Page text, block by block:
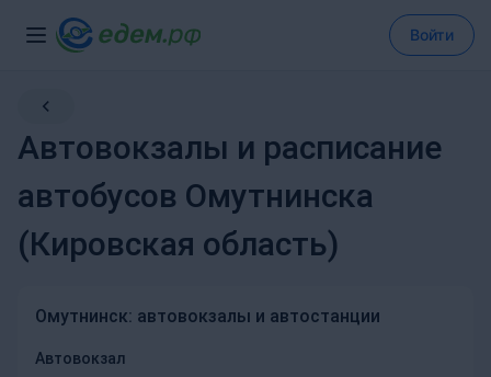
Войти
Автовокзалы и расписание
автобусов Омутнинска
(Кировская область)
Омутнинск: автовокзалы и автостанции
Автовокзал